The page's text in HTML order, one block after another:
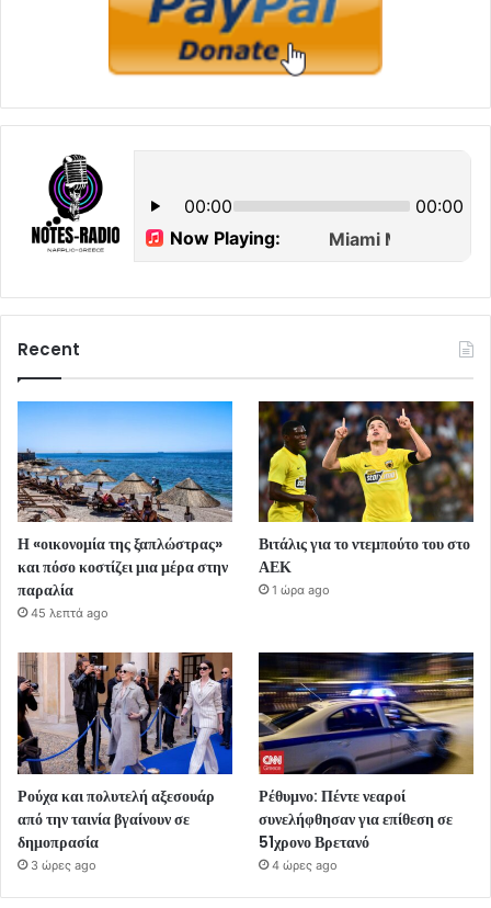
Recent
Η «οικονομία της ξαπλώστρας»
και πόσο κοστίζει μια μέρα στην
παραλία
45 λεπτά ago
Βιτάλις για το ντεμπούτο του στο
ΑΕΚ
1 ώρα ago
Ρούχα και πολυτελή αξεσουάρ
από την ταινία βγαίνουν σε
δημοπρασία
3 ώρες ago
Ρέθυμνο: Πέντε νεαροί
συνελήφθησαν για επίθεση σε
51χρονο Βρετανό
4 ώρες ago